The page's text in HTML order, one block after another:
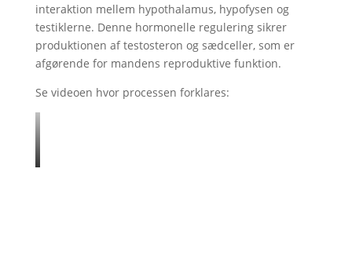
interaktion mellem hypothalamus, hypofysen og
testiklerne. Denne hormonelle regulering sikrer
produktionen af testosteron og sædceller, som er
afgørende for mandens reproduktive funktion.
Se videoen hvor processen forklares: